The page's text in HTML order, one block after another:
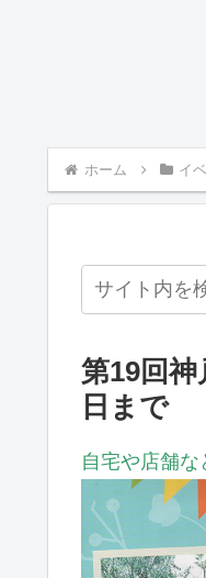
ホーム イ
第19回
日まで
自宅や店舗な